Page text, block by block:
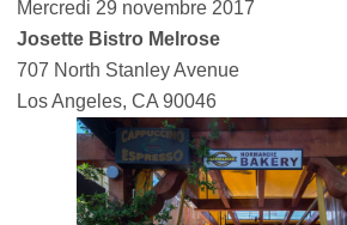
Mercredi 29 novembre 2017
Josette Bistro Melrose
707 North Stanley Avenue
Los Angeles, CA 90046